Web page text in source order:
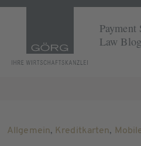
Payment
Law Blog
Allgemein, Kreditkarten,